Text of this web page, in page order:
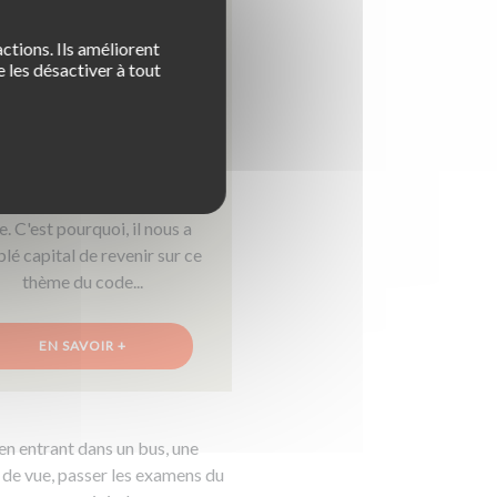
: quels
sur la conduite
C'est pourquoi, il nous a
capital de revenir sur ce
thème du code...
EN SAVOIR +
entrant dans un bus, une
vue, passer les examens du
Ils améliorent
les désactiver à tout